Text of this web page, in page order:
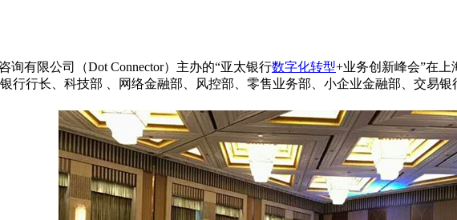
有限公司（Dot Connector）主办的“亚太银行数字化转型+业务创新峰会”在上
行行长、科技部 、网络金融部、风控部、零售业务部、小企业金融部、交易银